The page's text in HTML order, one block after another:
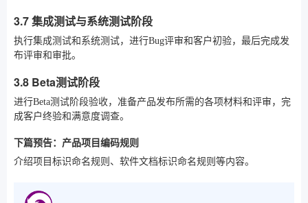
3.7 集成测试与系统测试阶段
执行集成测试和系统测试，进行Bug评审和客户初验，最后完成发
布评审和审批。
3.8 Beta测试阶段
进行Beta测试阶段验收，准备产品发布所需的各项材料和评审，完
成客户终验和满意度调查。
下篇预告：产品项目编码规则
介绍项目标识命名规则、软件文档标识命名规则等内容。